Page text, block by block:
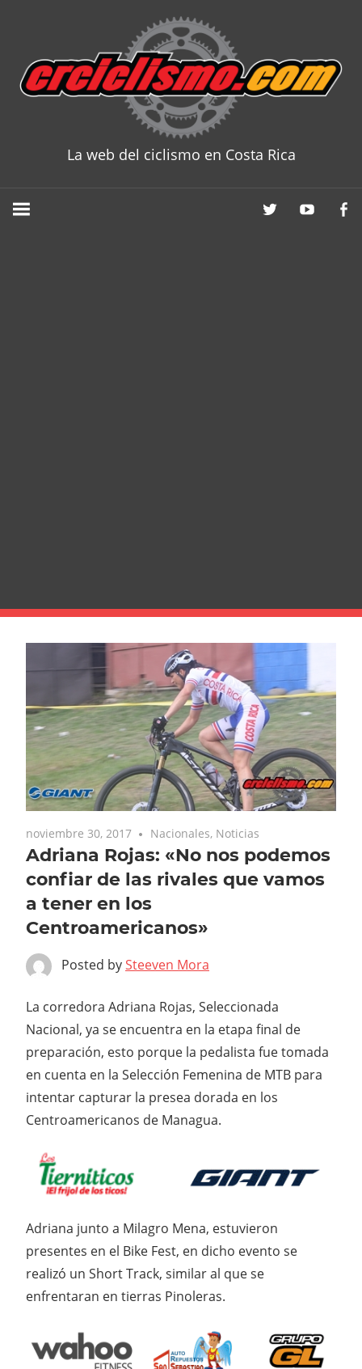
content
La web del ciclismo en Costa Rica
noviembre 30, 2017 Nacionales, Noticias
Adriana Rojas: «No nos podemos
confiar de las rivales que vamos
a tener en los
Centroamericanos»
Posted bySteeven Mora
La corredora Adriana Rojas, Seleccionada
Nacional, ya se encuentra en la etapa final de
preparación, esto porque la pedalista fue tomada
en cuenta en la Selección Femenina de MTB para
intentar capturar la presea dorada en los
Centroamericanos de Managua.
Adriana junto a Milagro Mena, estuvieron
presentes en el Bike Fest, en dicho evento se
realizó un Short Track, similar al que se
enfrentaran en tierras Pinoleras.